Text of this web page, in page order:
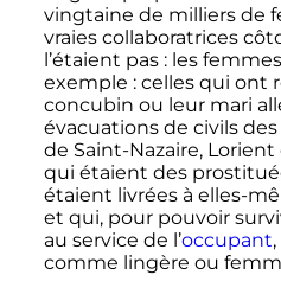
vingtaine de milliers de
vraies collaboratrices
l’étaient pas : les
exemple : celles qui ont
concubin ou leur mari
évacuations de civils
de Saint-Nazaire,
qui étaient des
étaient livrées à elles-
et qui, pour pouvoir
au service de l’occupant
comme lingère ou